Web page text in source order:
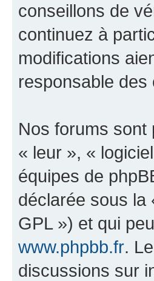
conseillons de
continuez à
modifications
responsable des
Nos forums sont
« leur », «
équipes de
déclarée sous la
GPL ») et qui
www.phpbb.fr.
discussions sur